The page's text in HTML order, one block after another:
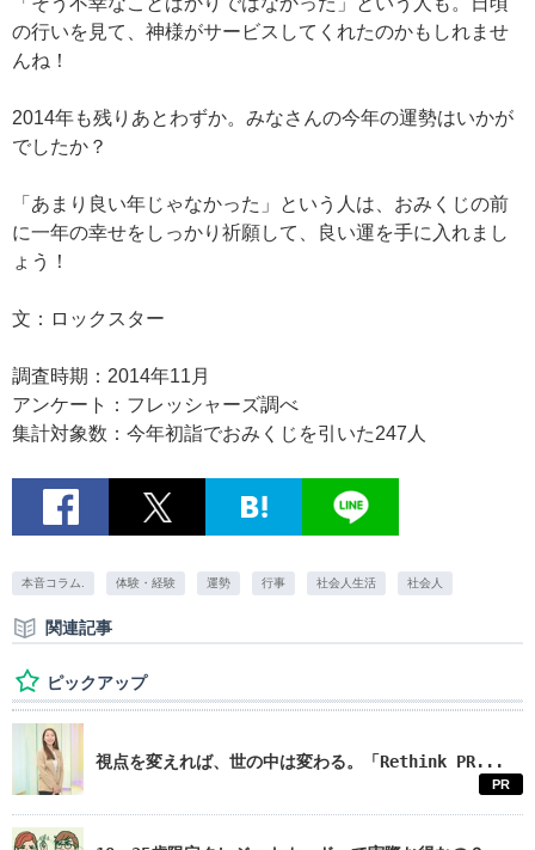
の行いを見て、神様がサービスしてくれたのかもしれませ
んね！
2014年も残りあとわずか。みなさんの今年の運勢はいかが
でしたか？
「あまり良い年じゃなかった」という人は、おみくじの前
に一年の幸せをしっかり祈願して、良い運を手に入れまし
ょう！
文：ロックスター
調査時期：2014年11月
アンケート：フレッシャーズ調べ
集計対象数：今年初詣でおみくじを引いた247人
本音コラム. 体験・経験 運勢 行事 社会人生活 社会人
関連記事
ピックアップ
視点を変えれば、世の中は変わる。「Rethink PR...
PR